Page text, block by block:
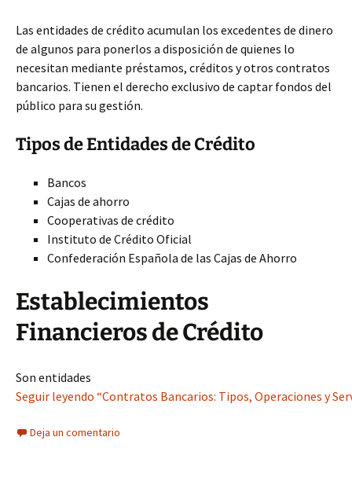
Las entidades de crédito acumulan los excedentes de dinero
de algunos para ponerlos a disposición de quienes lo
necesitan mediante préstamos, créditos y otros contratos
bancarios. Tienen el derecho exclusivo de captar fondos del
público para su gestión.
Tipos de Entidades de Crédito
Bancos
Cajas de ahorro
Cooperativas de crédito
Instituto de Crédito Oficial
Confederación Española de las Cajas de Ahorro
Establecimientos
Financieros de Crédito
Son entidades
Seguir leyendo “Contratos Bancarios: Tipos, Operaciones y
Deja un comentario